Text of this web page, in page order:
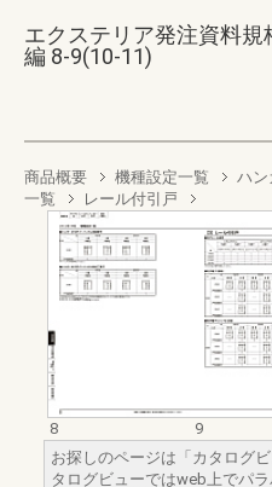
エクステリア発注資料
編 8-9(10-11)
商品概要 機種設定一覧 ハン
一覧
レール付引戸
8
9
お探しのページは「カタログ
タログビューではweb上でパ